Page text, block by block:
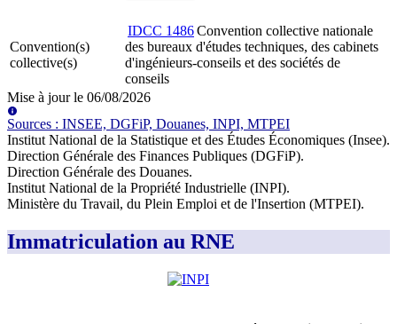
Convention(s)
collective(s)
IDCC 1486Convention collective nationale
des bureaux d'études techniques, des cabinets
d'ingénieurs-conseils et des sociétés de
conseils
Mise à jour le 06/08/2026
Sources : INSEE, DGFiP, Douanes, INPI, MTPEI
Institut National de la Statistique et des Études Économiques (Insee).
Direction Générale des Finances Publiques (DGFiP).
Direction Générale des Douanes.
Institut National de la Propriété Industrielle (INPI).
Ministère du Travail, du Plein Emploi et de l'Insertion (MTPEI).
Immatriculation au RNE